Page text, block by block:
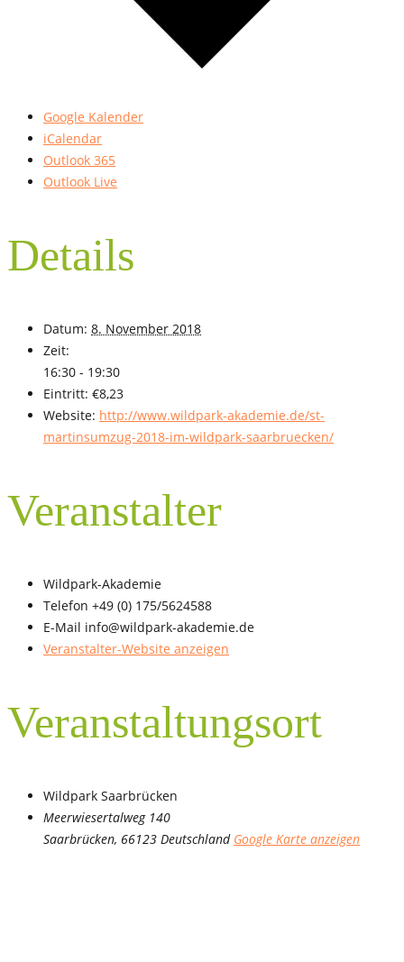
Google Kalender
iCalendar
Outlook 365
Outlook Live
Details
Datum: 8. November 2018
Zeit:
16:30 - 19:30
Eintritt: €8,23
Website: http://www.wildpark-akademie.de/st-
martinsumzug-2018-im-wildpark-saarbruecken/
Veranstalter
Wildpark-Akademie
Telefon +49 (0) 175/5624588
E-Mail info@wildpark-akademie.de
Veranstalter-Website anzeigen
Veranstaltungsort
Wildpark Saarbrücken
Meerwiesertalweg 140
Saarbrücken, 66123 Deutschland Google Karte anzeigen